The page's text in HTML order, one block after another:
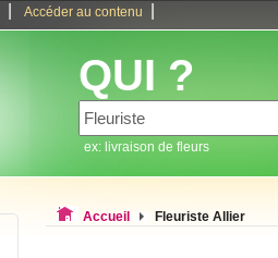
Accéder au contenu
QUI ?
ex: livraison de fleurs
Accueil Fleuriste Allier